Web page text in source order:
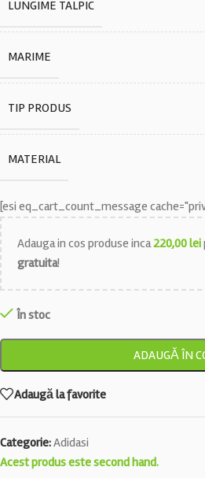
LUNGIME TALPIC
MARIME
TIP PRODUS
MATERIAL
[esi eq_cart_count_message
Adauga in cos produse inca220,00lei
gratuita!
În stoc
ADAUGĂ ÎN
Adaugă la favorite
Categorie:Adidasi
Acest produs este second hand.